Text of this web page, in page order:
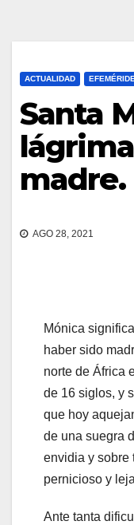
ACTUALIDAD
Santa
madre.
AGO 28, 2021
Mónica
haber sido
norte de África
de 16 siglos, y
que hoy
de una suegra
envidia y sobre
pernicioso y
Ante tanta